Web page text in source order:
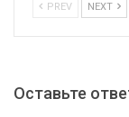
PREV NEXT
Оставьте